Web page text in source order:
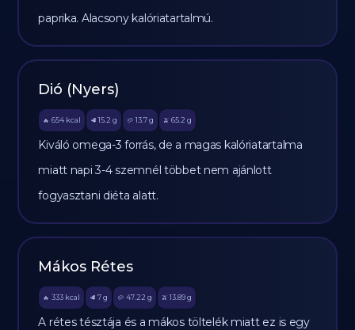
paprika. Alacsony kalóriatartalmú.
Dió (Nyers)
🔥 654 kcal 🥩 15.2 g 🥔 13.7g 🫒 65.2 g
Kiváló omega-3 forrás, de a magas kalóriatartalma
miatt napi 3-4 szemnél többet nem ajánlott
fogyasztani diéta alatt.
Mákos Rétes
🔥 333 kcal 🥩 7 g 🥔 47.22 g 🫒 13.89 g
A rétes tésztája és a mákos töltelék miatt ez is egy